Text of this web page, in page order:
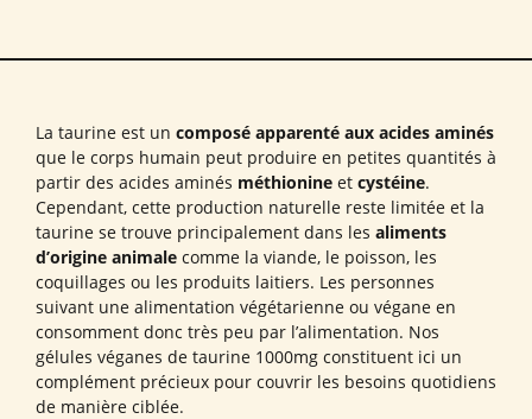
La taurine est un composé apparenté aux acides aminés
que le corps humain peut produire en petites quantités à
partir des acides aminés méthionine et cystéine.
Cependant, cette production naturelle reste limitée et la
taurine se trouve principalement dans les aliments
d’origine animale comme la viande, le poisson, les
coquillages ou les produits laitiers. Les personnes
suivant une alimentation végétarienne ou végane en
consomment donc très peu par l’alimentation. Nos
gélules véganes de taurine 1000mg constituent ici un
complément précieux pour couvrir les besoins quotidiens
de manière ciblée.